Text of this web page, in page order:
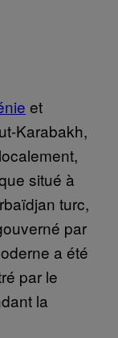
et
Karabakh,
situé à
turc,
par
a été
par le
la